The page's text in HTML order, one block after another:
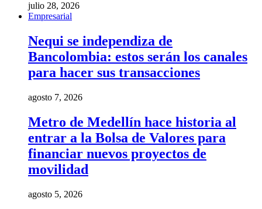
julio 28, 2026
Empresarial
Nequi se independiza de
Bancolombia: estos serán los canales
para hacer sus transacciones
agosto 7, 2026
Metro de Medellín hace historia al
entrar a la Bolsa de Valores para
financiar nuevos proyectos de
movilidad
agosto 5, 2026